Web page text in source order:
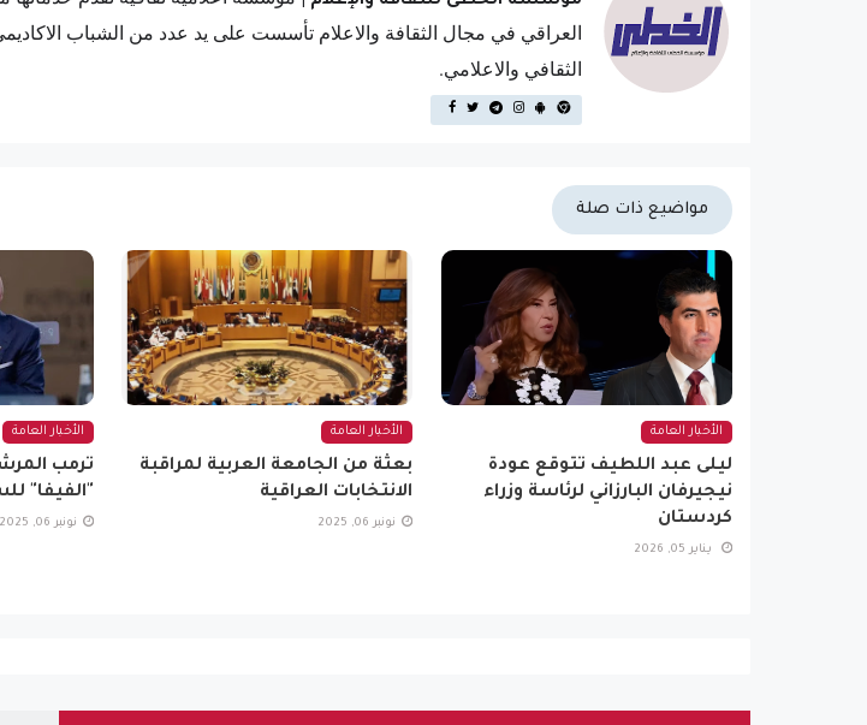
العراقي في مجال الثقافة والاعلام تأسست على يد عدد من الشباب
الثقافي والاعلامي.
مواضيع ذات صلة
الأخبار العامة
ليلى عبد اللطيف تتوقع عودة
نيجيرفان البارزاني لرئاسة وزراء
كردستان
يناير 05, 2026
الأخبار العامة
بعثة من الجامعة العربية لمراقبة
الانتخابات العراقية
نونبر 06, 2025
الأخبار العامة
ترمب
"الفيفا"
نونبر 06, 2025